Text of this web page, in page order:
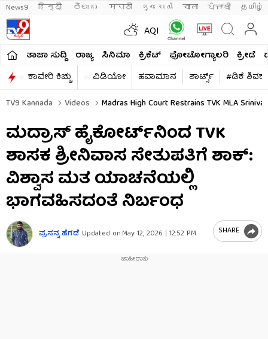
News9 हिन्दी తెలుగు मराठी ગુજરાતી বাংলা ਪੰਜਾਬੀ தமிழ்
AQI
ತಾಜಾ ಸುದ್ದಿ ರಾಜ್ಯ ಸಿನಿಮಾ ಕ್ರಿಕೆಟ್​ ಫೋಟೋಗ್ಯಾಲರಿ ಕ್ರೀಡೆ
ಕಾವೇರಿ ಕಿಚ್ಚು
ವಿಡಿಯೋ ಹವಾಮಾನ ಶಾರ್ಟ್ಸ್​
#ಡಿಕೆ
TV9 Kannada
Videos Madras High Court Restrains TVK MLA
ಮದ್ರಾಸ್ ಹೈಕೋರ್ಟ್‌ನಿಂದ TVK
ಶಾಸಕ ಶ್ರೀನಿವಾಸ ಸೇತುಪತಿಗೆ ಶಾಕ್:
ವಿಶ್ವಾಸ ಮತ ಯಾಚನೆಯಲ್ಲಿ
ಭಾಗವಹಿಸದಂತೆ ನಿರ್ಬಂಧ
ಪ್ರಸನ್ನ ಹೆಗಡೆ Updated on:May 12, 2026 | 12:52 PM SHARE